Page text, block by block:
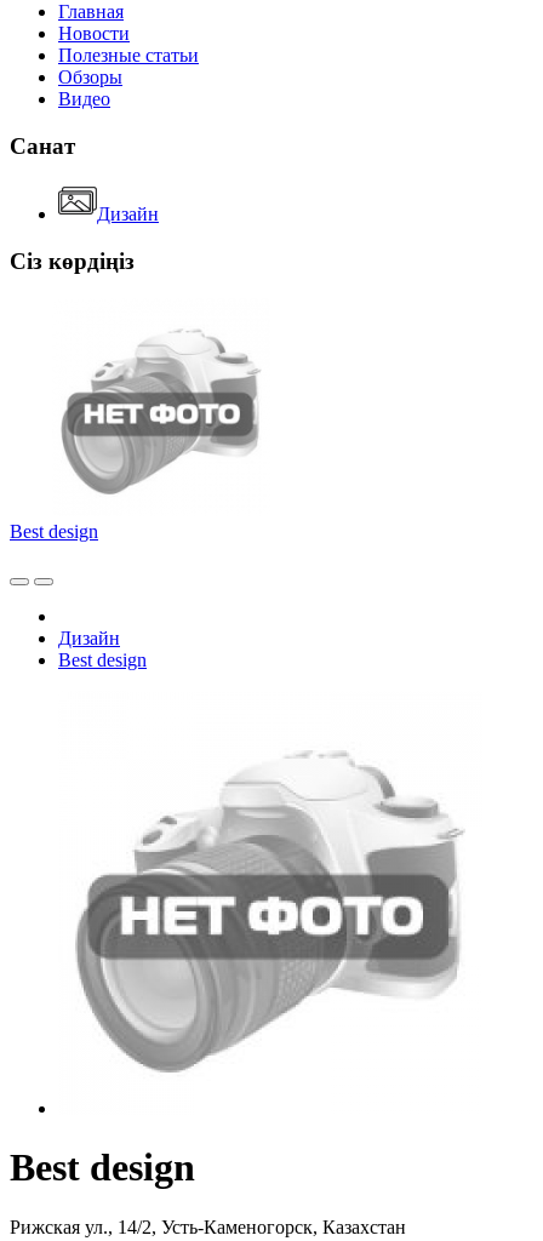
Главная
Новости
Полезные статьи
Обзоры
Видео
Санат
Дизайн
Сіз көрдіңіз
Best design
Дизайн
Best design
Best design
Рижская ул., 14/2, Усть-Каменогорск, Казахстан